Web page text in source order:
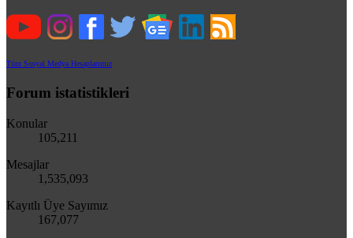
Tüm Sosyal Medya Hesaplarımız
Forum istatistikleri
Konular
105,211
Mesajlar
1,535,093
Kayıtlı Üye Sayımız
167,077